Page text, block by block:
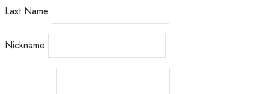
Last Name
Nickname